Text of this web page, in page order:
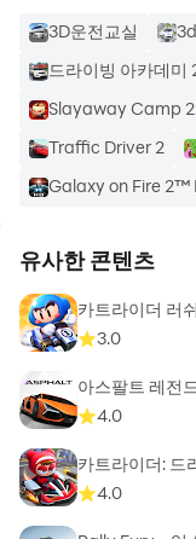
3D운전교실
드라이빙 아카데미
Slayaway Camp
Traffic Driver 2
Galaxy on Fire 2™
유사한 콘텐츠
카트라이더 러
3.0
아스팔트 레전
4.0
카트라이더: 드
4.0